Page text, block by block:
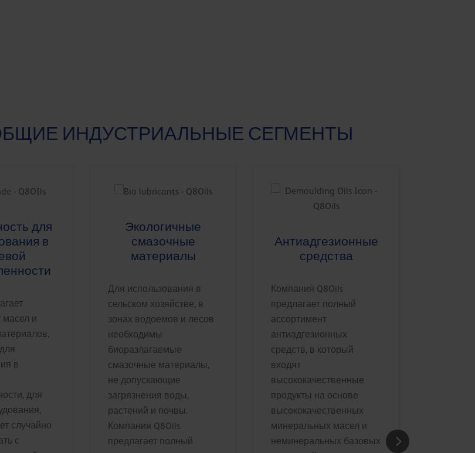
ИНДУСТРИАЛЬНЫЕ СЕГМЕНТЫ
для
в
масел и
в
для
случайно
с
Экологичные
смазочные
материалы
Для использования в
сельском хозяйстве, в
зонах водоемов и лесов
необходимы
биоразлагаемые
смазочные материалы,
не допускающие
загрязнения воды,
растений и почвы.
Компания Q8Oils
предлагает полный
Антиадгезионные
средства
Компания Q8Oils
предлагает полный
ассортимент
антиадгезионных
средств, в который
входят
высококачественные
продукты на основе
высококачественных
минеральных масел и
неминеральных базовых